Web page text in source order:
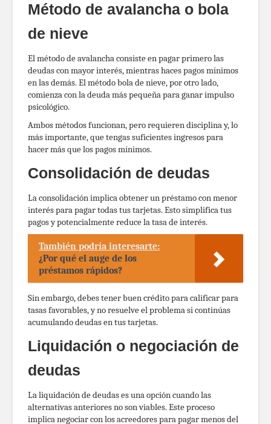
Método de avalancha o bola
de nieve
El método de avalancha consiste en pagar primero las
deudas con mayor interés, mientras haces pagos mínimos
en las demás. El método bola de nieve, por otro lado,
comienza con la deuda más pequeña para ganar impulso
psicológico.
Ambos métodos funcionan, pero requieren disciplina y, lo
más importante, que tengas suficientes ingresos para
hacer más que los pagos mínimos.
Consolidación de deudas
La consolidación implica obtener un préstamo con menor
interés para pagar todas tus tarjetas. Esto simplifica tus
pagos y potencialmente reduce la tasa de interés.
También podría interesarte:
¿Por qué el auge de los
préstamos rápidos?
Sin embargo, debes tener buen crédito para calificar para
tasas favorables, y no resuelve el problema si continúas
acumulando deudas en tus tarjetas.
Liquidación o negociación de
deudas
La liquidación de deudas es una opción cuando las
alternativas anteriores no son viables. Este proceso
implica negociar con los acreedores para pagar menos del